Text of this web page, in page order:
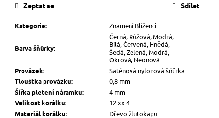
Kategorie: Znamení Blíženci
Barva šňůrky:
Černá, Růžová, Modrá,
Bílá, Červená, Hnědá,
Šedá, Zelená, Modrá,
Okrová, Neonová
Provázek:
Saténová nylonová šňůrka
Tlouštka provázku:
0,8 mm
Šířka pletení náramku:
4 mm
Velikost korálku:
12 xx 4
Materiál korálku: Dřevo žlutokapu
Zeptat se Sdílet